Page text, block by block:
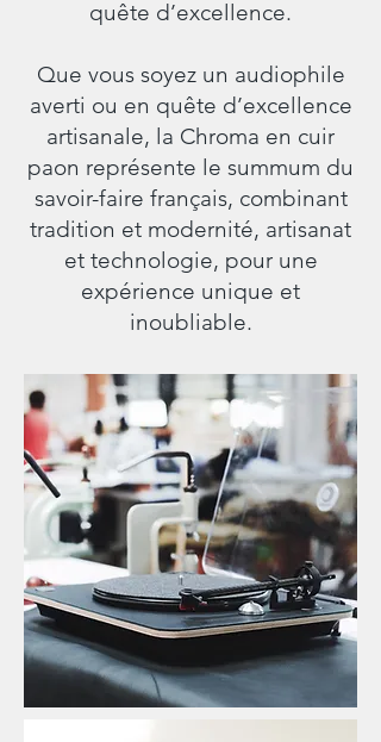
quête d’excellence.
Que vous soyez un audiophile
averti ou en quête d’excellence
artisanale, la Chroma en cuir
paon représente le summum du
savoir-faire français, combinant
tradition et modernité, artisanat
et technologie, pour une
expérience unique et
inoubliable.